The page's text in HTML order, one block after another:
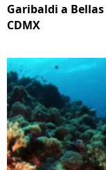
Garibaldi a
CDMX